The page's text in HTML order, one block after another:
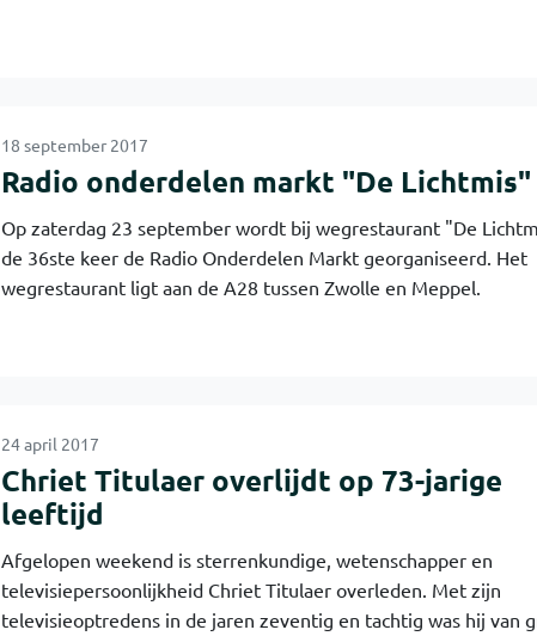
18 september 2017
Radio onderdelen markt "De Lichtmis"
Op zaterdag 23 september wordt bij wegrestaurant "De
de 36ste keer de Radio Onderdelen Markt georganiseerd. Het
wegrestaurant ligt aan de A28 tussen Zwolle en Meppel.
24 april 2017
Chriet Titulaer overlijdt op 73-jarige
leeftijd
Afgelopen weekend is sterrenkundige, wetenschapper en
televisiepersoonlijkheid Chriet Titulaer overleden. Met zijn
televisieoptredens in de jaren zeventig en tachtig was hij van